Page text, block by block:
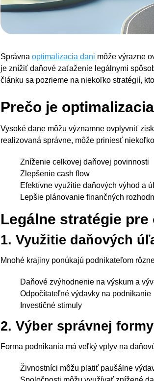
Správnaoptimalizacia dani môže výrazne
je znížiť daňové zaťaženie legálnymi
článku sa pozrieme na niekoľko stratégií,
Prečo je
Vysoké dane môžu významne ovplyvniť
realizovaná správne, môže priniesť
Zníženie celkovej daňovej povinnosti
Zlepšenie cash flow
Efektívne využitie daňových výhod a
Lepšie plánovanie finančných
Legálne stratégie
1. Využitie daňových
Mnohé krajiny ponúkajú podnikateľom
Daňové zvýhodnenie na výskum a
Odpočítateľné výdavky na podnikanie
Investičné stimuly
2. Výber správnej
Forma podnikania má veľký vplyv na
Živnostníci môžu platiť paušálne